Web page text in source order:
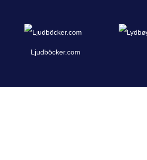
Ljudböcker.com